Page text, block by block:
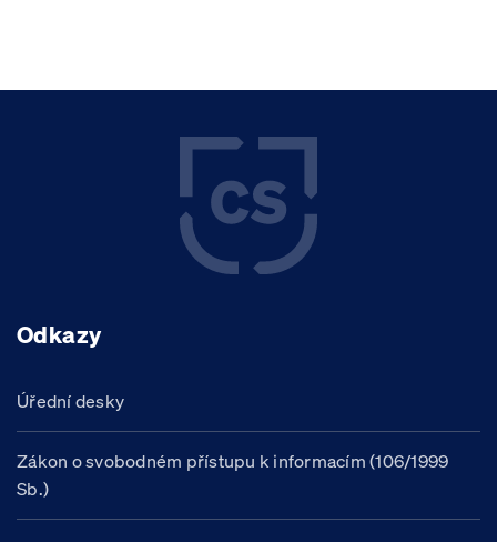
Odkazy
Úřední desky
Zákon o svobodném přístupu k informacím (106/1999
Sb.)